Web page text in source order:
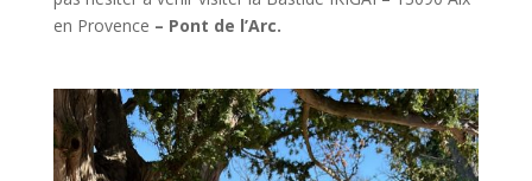
en Provence – Pont de l’Arc.